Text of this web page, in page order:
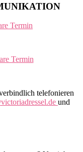
Termin
Termin
telefonieren
und